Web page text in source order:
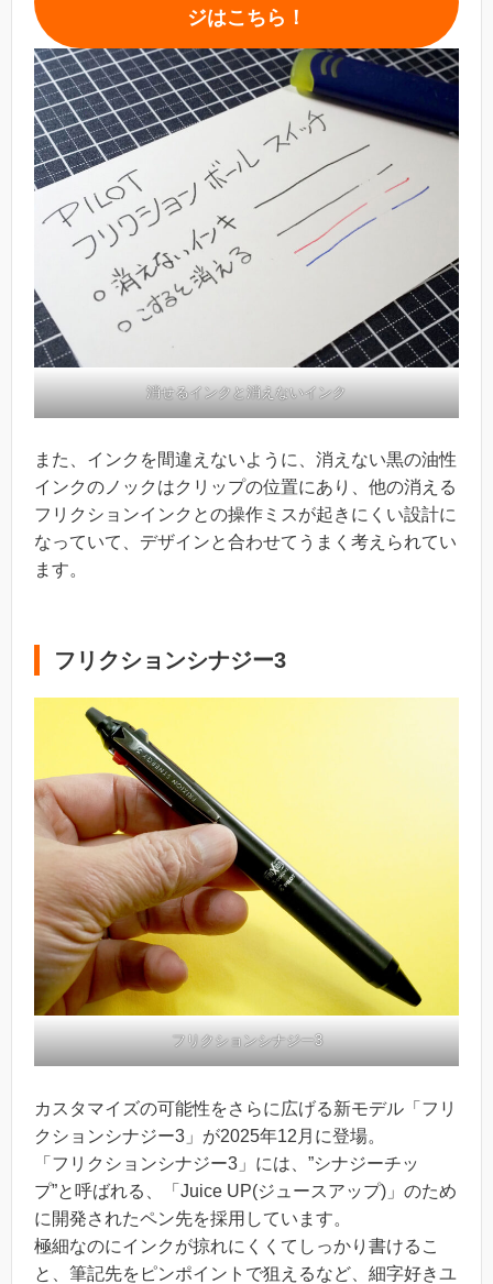
ジはこちら！
消せるインクと消えないインク
また、インクを間違えないように、消えない黒の油性
インクのノックはクリップの位置にあり、他の消える
フリクションインクとの操作ミスが起きにくい設計に
なっていて、デザインと合わせてうまく考えられてい
ます。
フリクションシナジー3
フリクションシナジー3
カスタマイズの可能性をさらに広げる新モデル「フリ
クションシナジー3」が2025年12月に登場。
「フリクションシナジー3」には、”シナジーチッ
プ”と呼ばれる、「Juice UP(ジュースアップ)」のため
に開発されたペン先を採用しています。
極細なのにインクが掠れにくくてしっかり書けるこ
と、筆記先をピンポイントで狙えるなど、細字好きユ